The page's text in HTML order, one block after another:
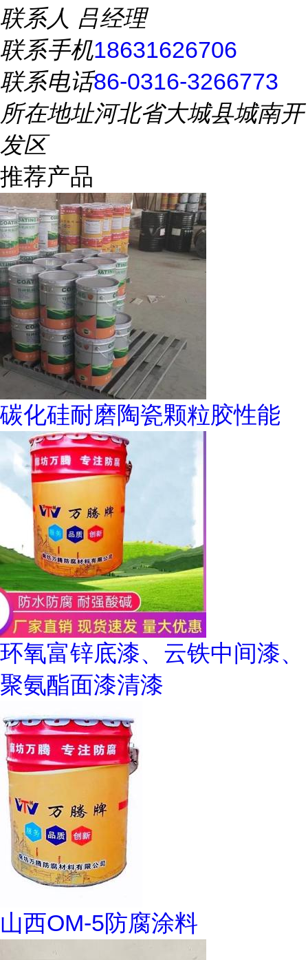
联系人 吕经理
联系手机18631626706
联系电话86-0316-3266773
所在地址河北省大城县城南开
发区
推荐产品
碳化硅耐磨陶瓷颗粒胶性能
环氧富锌底漆、云铁中间漆、
聚氨酯面漆清漆
山西OM-5防腐涂料